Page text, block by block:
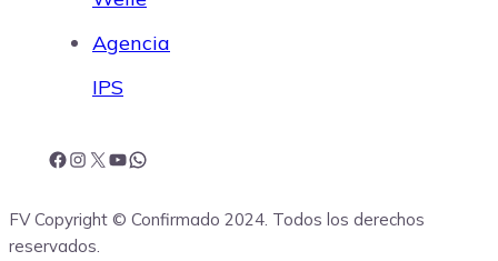
Agencia
IPS
a n
o h
FV Copyright © Confirmado 2024. Todos los derechos
reservados.